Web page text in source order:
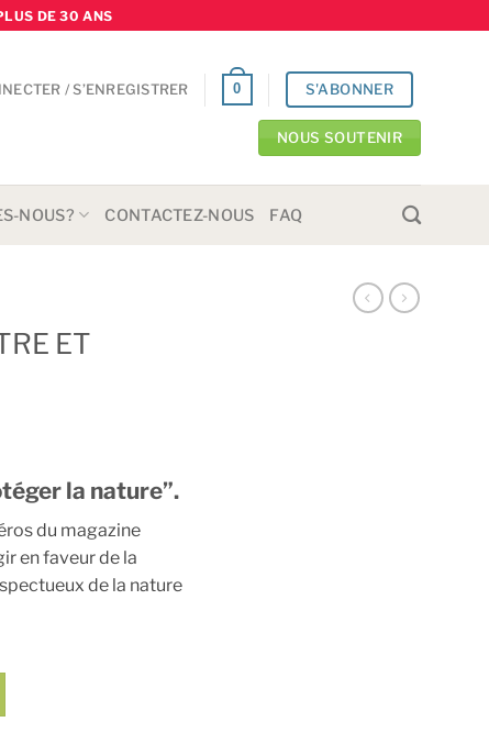
DE 30 ANS
/ S’ENREGISTRER 0 S'ABONNER
NOUS SOUTENIR
NOUS? CONTACTEZ-NOUS FAQ
ET
la nature”.
du magazine
en faveur de la
de la nature
la nature”